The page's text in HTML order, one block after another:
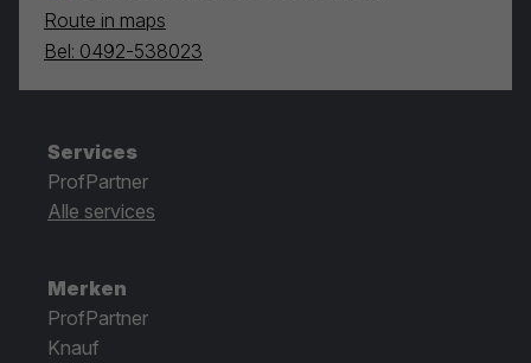
Route in maps
Bel: 0492-538023
Services
ProfPartner
Alle services
Merken
ProfPartner
Knauf